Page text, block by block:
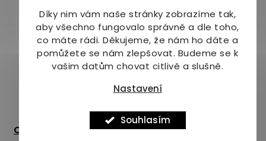
Díky nim vám naše stránky zobrazíme tak,
aby všechno fungovalo správně a dle toho,
co máte rádi. Děkujeme, že nám ho dáte a
pomůžete se nám zlepšovat. Budeme se k
vašim datům chovat citlivě a slušně.
Nastavení
Souhlasím
Organis Ashwagandha
Organis BIO Třtinová